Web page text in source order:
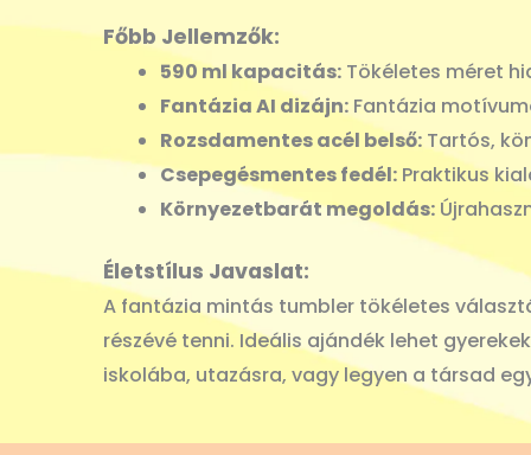
Főbb Jellemzők:
590 ml kapacitás: Tökéletes méret
Fantázia AI dizájn: Fantázia
Rozsdamentes acél belső: Tartós,
Csepegésmentes fedél: Praktikus
Környezetbarát megoldás:
Életstílus Javaslat:
A fantázia mintás tumbler tökéletes
részévé tenni. Ideális ajándék lehet
iskolába, utazásra, vagy legyen a társad